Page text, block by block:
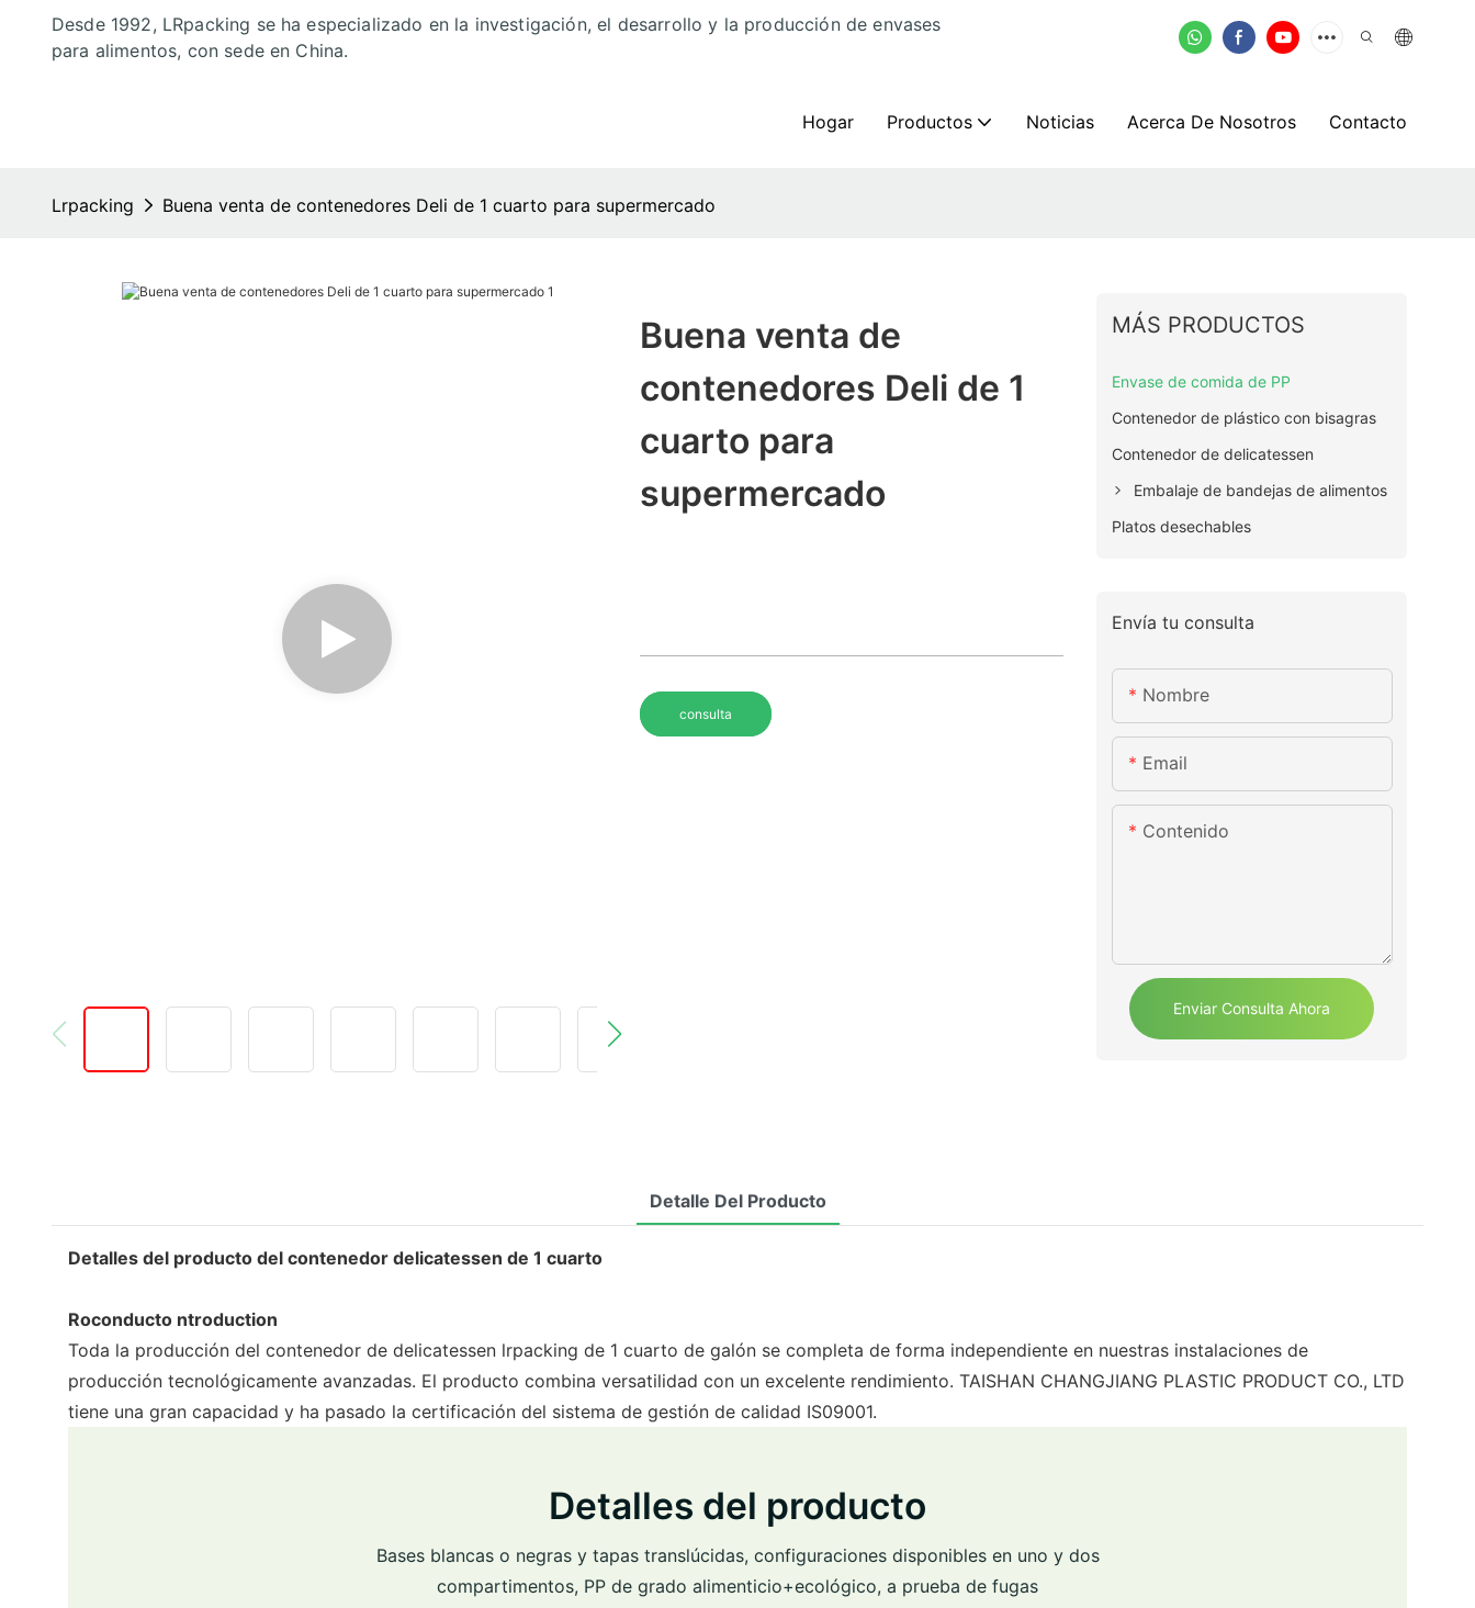
Desde 1992, LRpacking se ha especializado en la investigación, el desarrollo y la producción de envases
para alimentos, con sede en China.
Hogar Productos Noticias Acerca De Nosotros Contacto
Lrpacking Buena venta de contenedores Deli de 1 cuarto para supermercado
Buena venta de
contenedores Deli de 1
cuarto para
supermercado
consulta
MÁS PRODUCTOS
Envase de comida de PP
Contenedor de plástico con bisagras
Contenedor de delicatessen
Embalaje de bandejas de alimentos
Platos desechables
Envía tu consulta
Nombre
Email
Contenido
Enviar Consulta Ahora
Detalle Del Producto
Detalles del producto del contenedor delicatessen de 1 cuarto
Roconducto ntroduction
Toda la producción del contenedor de delicatessen lrpacking de 1 cuarto de galón se completa de forma independiente en nuestras instalaciones de
producción tecnológicamente avanzadas. El producto combina versatilidad con un excelente rendimiento. TAISHAN CHANGJIANG PLASTIC PRODUCT CO., LTD
tiene una gran capacidad y ha pasado la certificación del sistema de gestión de calidad IS09001.
Detalles del producto
Bases blancas o negras y tapas translúcidas, configuraciones disponibles en uno y dos
compartimentos, PP de grado alimenticio+ecológico, a prueba de fugas